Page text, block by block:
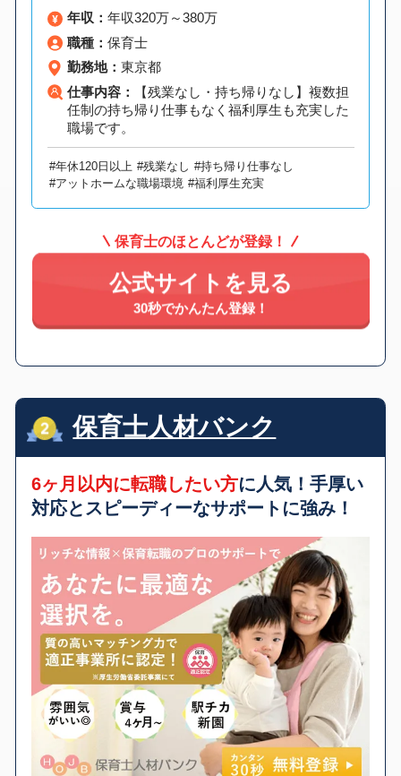
年収： 年収320万～380万
職種： 保育士
勤務地： 東京都
仕事内容：
【残業なし・持ち帰りなし】複数担
任制の持ち帰り仕事もなく福利厚生も充実した
職場です。
#年休120日以上 #残業なし #持ち帰り仕事なし
#アットホームな職場環境 #福利厚生充実
保育士のほとんどが登録！
公式サイトを見る
30秒でかんたん登録！
保育士人材バンク
6ヶ月以内に転職したい方に人気！手厚い
対応とスピーディーなサポートに強み！